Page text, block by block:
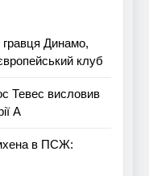
Динамо,
клуб
Тевес висловив
А
в ПСЖ: